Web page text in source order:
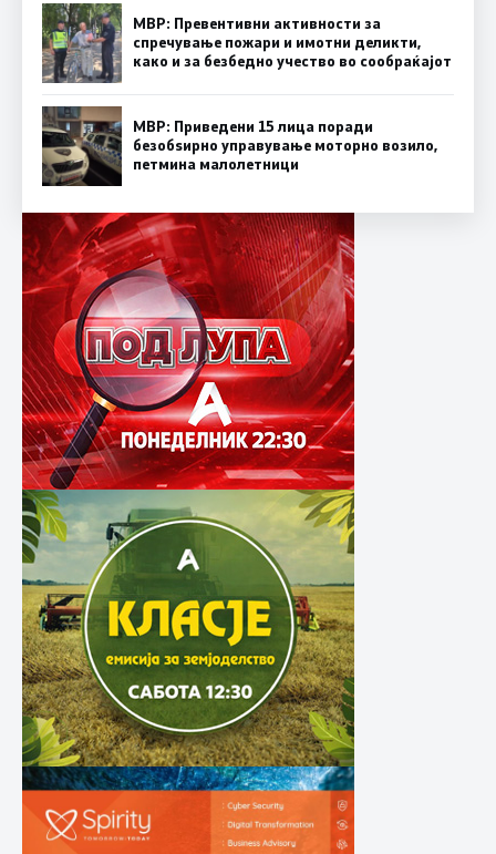
МВР: Превентивни активности за
спречување пожари и имотни деликти,
како и за безбедно учество во сообраќајот
МВР: Приведени 15 лица поради
безобѕирно управување моторно возило,
петмина малолетници